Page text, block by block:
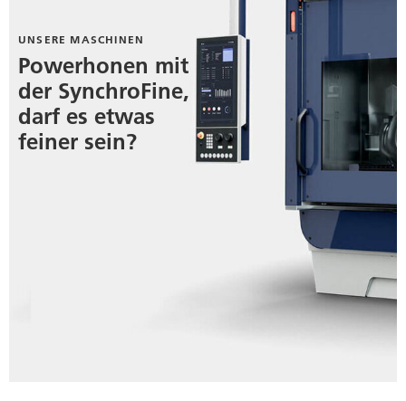
UNSERE MASCHINEN
Powerhonen mit
der SynchroFine,
darf es etwas
feiner sein?